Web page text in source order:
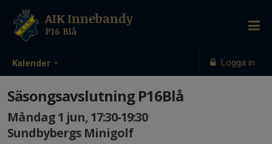
Kalender Logga in
AIK Innebandy
P16 Blå
Säsongsavslutning P16Blå
Måndag 1 jun, 17:30-19:30
Sundbybergs Minigolf